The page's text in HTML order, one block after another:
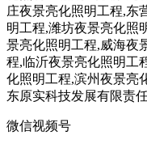
微信视频号